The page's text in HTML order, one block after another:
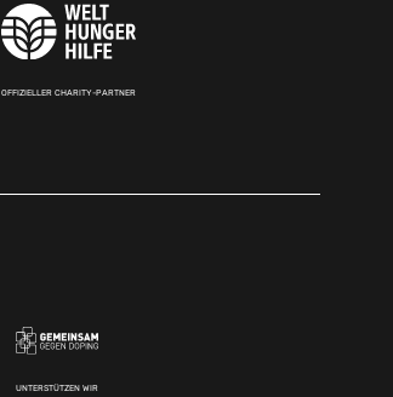
OFFIZIELLER CHARITY-PARTNER
UNTERSTÜTZEN WIR